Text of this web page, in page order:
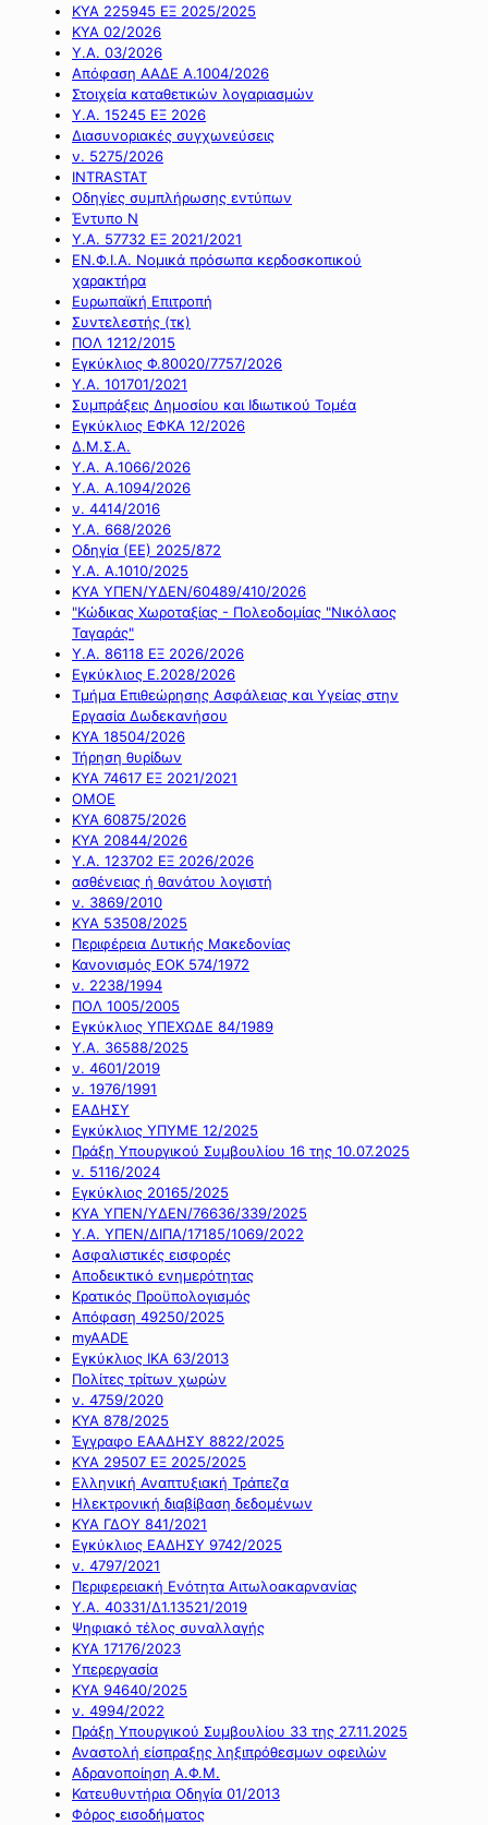
ΚΥΑ 225945 ΕΞ 2025/2025
ΚΥΑ 02/2026
Υ.Α. 03/2026
Απόφαση ΑΑΔΕ Α.1004/2026
Στοιχεία καταθετικών λογαριασμών
Υ.Α. 15245 ΕΞ 2026
Διασυνοριακές συγχωνεύσεις
ν. 5275/2026
INTRASTAT
Οδηγίες συμπλήρωσης εντύπων
Έντυπο Ν
Υ.Α. 57732 ΕΞ 2021/2021
ΕΝ.Φ.Ι.Α. Νομικά πρόσωπα κερδοσκοπικού
χαρακτήρα
Ευρωπαϊκή Επιτροπή
Συντελεστής (τκ)
ΠΟΛ 1212/2015
Εγκύκλιος Φ.80020/7757/2026
Υ.Α. 101701/2021
Συμπράξεις Δημοσίου και Ιδιωτικού Τομέα
Εγκύκλιος ΕΦΚΑ 12/2026
Δ.Μ.Σ.Α.
Υ.Α. Α.1066/2026
Υ.Α. Α.1094/2026
ν. 4414/2016
Y.A. 668/2026
Οδηγία (ΕΕ) 2025/872
Υ.Α. Α.1010/2025
ΚΥΑ ΥΠΕΝ/ΥΔΕΝ/60489/410/2026
"Κώδικας Χωροταξίας - Πολεοδομίας "Νικόλαος
Ταγαράς"
Υ.Α. 86118 ΕΞ 2026/2026
Εγκύκλιος Ε.2028/2026
Τμήμα Επιθεώρησης Ασφάλειας και Υγείας στην
Εργασία Δωδεκανήσου
ΚΥΑ 18504/2026
Τήρηση θυρίδων
ΚΥΑ 74617 ΕΞ 2021/2021
ΟΜΟΕ
ΚΥΑ 60875/2026
ΚΥΑ 20844/2026
Υ.Α. 123702 ΕΞ 2026/2026
ασθένειας ή θανάτου λογιστή
ν. 3869/2010
ΚΥΑ 53508/2025
Περιφέρεια Δυτικής Μακεδονίας
Κανονισμός ΕΟΚ 574/1972
ν. 2238/1994
ΠΟΛ 1005/2005
Εγκύκλιος ΥΠΕΧΩΔΕ 84/1989
Υ.Α. 36588/2025
ν. 4601/2019
ν. 1976/1991
ΕΑΔΗΣΥ
Εγκύκλιος ΥΠΥΜΕ 12/2025
Πράξη Υπουργικού Συμβουλίου 16 της 10.07.2025
ν. 5116/2024
Εγκύκλιος 20165/2025
ΚΥΑ ΥΠΕΝ/ΥΔΕΝ/76636/339/2025
Υ.Α. ΥΠΕΝ/ΔΙΠΑ/17185/1069/2022
Ασφαλιστικές εισφορές
Αποδεικτικό ενημερότητας
Κρατικός Προϋπολογισμός
Απόφαση 49250/2025
myAADE
Εγκύκλιος ΙΚΑ 63/2013
Πολίτες τρίτων χωρών
ν. 4759/2020
ΚΥΑ 878/2025
Έγγραφο ΕΑΑΔΗΣΥ 8822/2025
ΚΥΑ 29507 ΕΞ 2025/2025
Ελληνική Αναπτυξιακή Τράπεζα
Ηλεκτρονική διαβίβαση δεδομένων
ΚΥΑ ΓΔΟΥ 841/2021
Εγκύκλιος ΕΑΔΗΣΥ 9742/2025
ν. 4797/2021
Περιφερειακή Ενότητα Αιτωλοακαρνανίας
Υ.Α. 40331/Δ1.13521/2019
Ψηφιακό τέλος συναλλαγής
ΚΥΑ 17176/2023
Υπερεργασία
ΚΥΑ 94640/2025
ν. 4994/2022
Πράξη Υπουργικού Συμβουλίου 33 της 27.11.2025
Αναστολή είσπραξης ληξιπρόθεσμων οφειλών
Αδρανοποίηση Α.Φ.Μ.
Κατευθυντήρια Οδηγία 01/2013
Φόρος εισοδήματος